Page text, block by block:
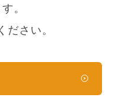
。
ださい。